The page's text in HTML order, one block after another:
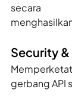
secara
Security
gerbang API